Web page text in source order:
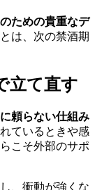
ための貴重なデ
は、次の禁酒期
立て直す
頼らない仕組み
ているときや感
こそ外部のサポ
、衝動が強くな